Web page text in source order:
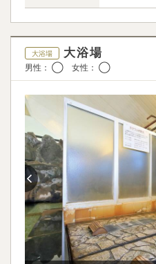
大浴場 大浴場
男性： ◯ 女性： ◯